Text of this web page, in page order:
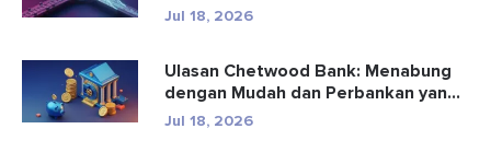
Jul 18, 2026
Ulasan Chetwood Bank: Menabung
dengan Mudah dan Perbankan yang
Aman
Jul 18, 2026